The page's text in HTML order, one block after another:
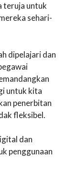
teruja untuk
sehari-
dipelajari dan
untuk kita
penerbitan
fleksibel.
dan
penggunaan